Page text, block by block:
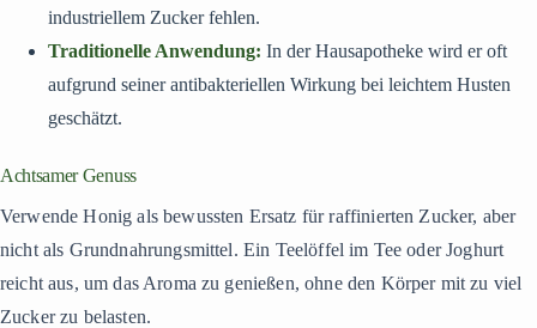
industriellem Zucker fehlen.
Traditionelle Anwendung: In der Hausapotheke wird er oft
aufgrund seiner antibakteriellen Wirkung bei leichtem Husten
geschätzt.
Achtsamer Genuss
Verwende Honig als bewussten Ersatz für raffinierten Zucker, aber
nicht als Grundnahrungsmittel. Ein Teelöffel im Tee oder Joghurt
reicht aus, um das Aroma zu genießen, ohne den Körper mit zu viel
Zucker zu belasten.